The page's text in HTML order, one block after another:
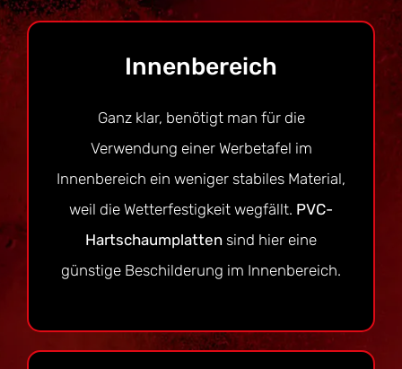
Innenbereich
Ganz klar, benötigt man für die
Verwendung einer Werbetafel im
Innenbereich ein weniger stabiles Material,
weil die Wetterfestigkeit wegfällt. PVC-
Hartschaumplatten sind hier eine
günstige Beschilderung im Innenbereich.